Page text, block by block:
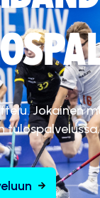
Jokainen
tulospalvelussa.